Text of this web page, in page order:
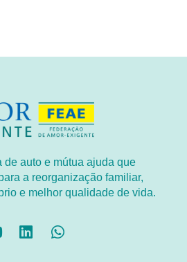
de auto e mútua ajuda que
a reorganização familiar,
e melhor qualidade de vida.